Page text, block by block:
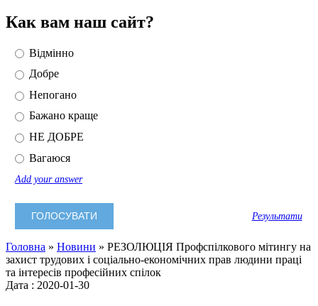
Как вам наш сайт?
Відмінно
Добре
Непогано
Бажано краще
НЕ ДОБРЕ
Вагаюся
Add your answer
Результати
Головна » Новини » РЕЗОЛЮЦІЯ Профспілкового мітингу на
захист трудових і соціально-економічних прав людини праці
та інтересів професійних спілок
Дата : 2020-01-30